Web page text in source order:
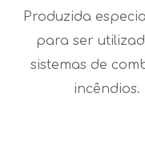
Produzida
para ser
sistemas de
incêndios.